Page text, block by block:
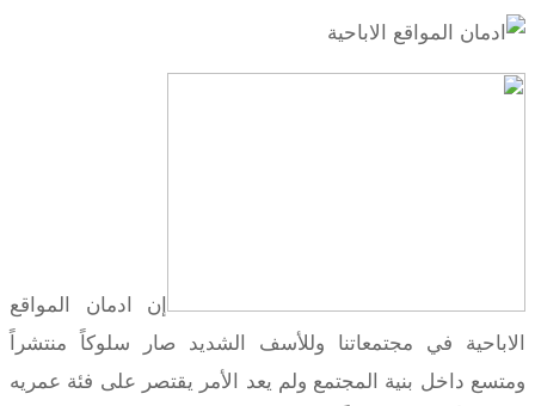
إن ادمان المواقع
الاباحية في مجتمعاتنا وللأسف الشديد صار سلوكاً منتشراً
ومتسع داخل بنية المجتمع ولم يعد الأمر يقتصر على فئة عمريه